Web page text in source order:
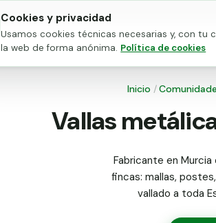
Cookies y privacidad
Usamos cookies técnicas necesarias y, con tu
la web de forma anónima. Política de cookies
Mallas metálicas
Puertas para
Inicio /
Vallas
Fabricante en
fincas: mallas,
vallado a toda